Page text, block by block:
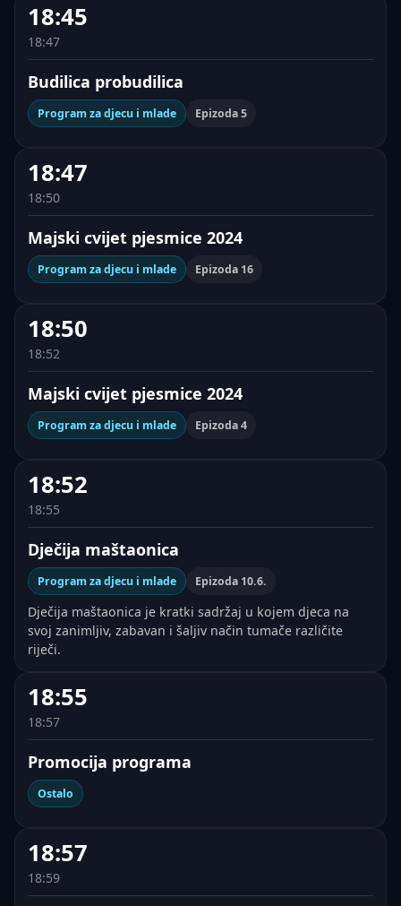
18:45
18:47
Budilica probudilica
Program za djecu i mlade Epizoda 5
18:47
18:50
Majski cvijet pjesmice 2024
Program za djecu i mlade Epizoda 16
18:50
18:52
Majski cvijet pjesmice 2024
Program za djecu i mlade Epizoda 4
18:52
18:55
Dječija maštaonica
Program za djecu i mlade Epizoda 10.6.
Dječija maštaonica je kratki sadržaj u kojem djeca na
svoj zanimljiv, zabavan i šaljiv način tumače različite
riječi.
18:55
18:57
Promocija programa
Ostalo
18:57
18:59